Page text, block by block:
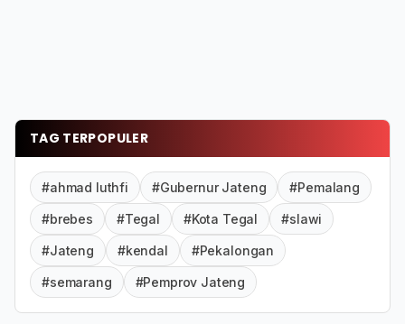
TAG TERPOPULER
#ahmad luthfi #Gubernur Jateng #Pemalang
#brebes #Tegal #Kota Tegal #slawi
#Jateng #kendal #Pekalongan
#semarang #Pemprov Jateng